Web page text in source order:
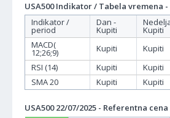
USA500 Indikator / Tabela vremena -
Indikator /
period
Dan -
Kupiti Kupiti
MACD(
12;26;9) Kupiti Kupiti
RSI (14)
Kupiti Kupiti
SMA 20
Kupiti Kupiti
USA500 22/07/2025 - Referentna cena